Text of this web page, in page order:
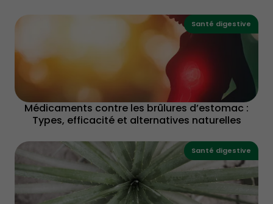
Aliments santé et aliments danger, Éditions
, Éditions Modus Santé,
Symptômes, causes et guérison, Éditions Modus
Guide pratique de la phytothérapie
, Éditions HM.
Les extraits d’herbes, Éditions La Bécassine
Bien se soigner , Éditions Carnets de santé.
Le guide des vitamines et suppléments
Modus Vivendi.
Santé digestive
Médicaments contre les brûlures d’estomac :
Types, efficacité et alternatives naturelles
Santé digestive